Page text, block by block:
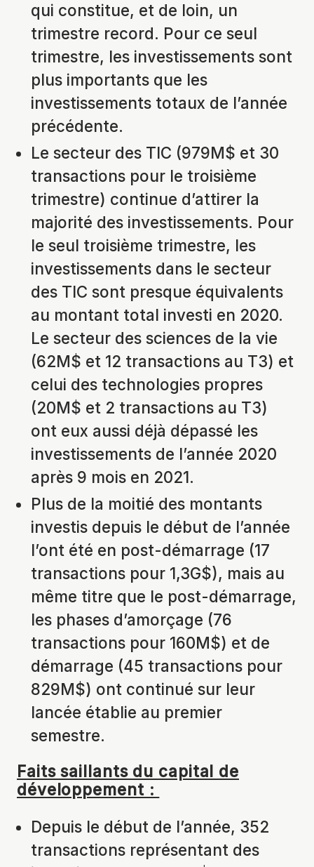
qui constitue, et de loin, un
trimestre record. Pour ce seul
trimestre, les investissements sont
plus importants que les
investissements totaux de l’année
précédente.
Le secteur des TIC (979M$ et 30
transactions pour le troisième
trimestre) continue d’attirer la
majorité des investissements. Pour
le seul troisième trimestre, les
investissements dans le secteur
des TIC sont presque équivalents
au montant total investi en 2020.
Le secteur des sciences de la vie
(62M$ et 12 transactions au T3) et
celui des technologies propres
(20M$ et 2 transactions au T3)
ont eux aussi déjà dépassé les
investissements de l’année 2020
après 9 mois en 2021.
Plus de la moitié des montants
investis depuis le début de l’année
l’ont été en post-démarrage (17
transactions pour 1,3G$), mais au
même titre que le post-démarrage,
les phases d’amorçage (76
transactions pour 160M$) et de
démarrage (45 transactions pour
829M$) ont continué sur leur
lancée établie au premier
semestre.
Faits saillants du capital de
développement :
Depuis le début de l’année, 352
transactions représentant des